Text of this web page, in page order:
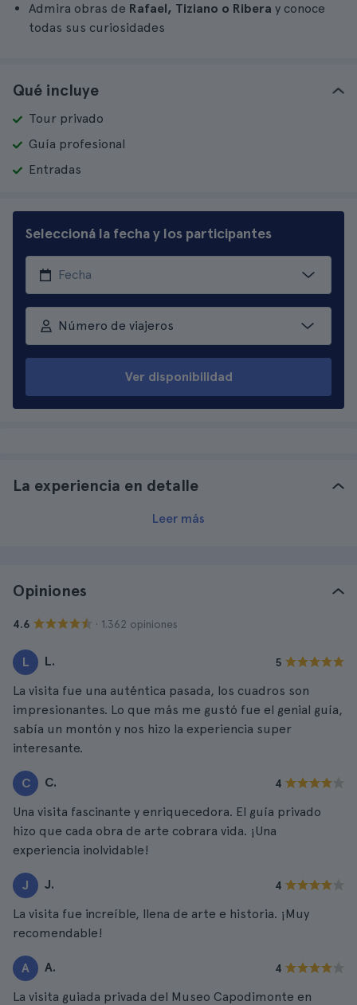
Admira obras de Rafael, Tiziano o Ribera y conoce
todas sus curiosidades
Qué incluye
Tour privado
Guía profesional
Entradas
Seleccioná la fecha y los participantes
Número de viajeros
Ver disponibilidad
La experiencia en detalle
Leer más
Opiniones
4.6 · 1.362 opiniones
L L. 5
La visita fue una auténtica pasada, los cuadros son
impresionantes. Lo que más me gustó fue el genial guía,
sabía un montón y nos hizo la experiencia super
interesante.
C C. 4
Una visita fascinante y enriquecedora. El guía privado
hizo que cada obra de arte cobrara vida. ¡Una
experiencia inolvidable!
J J. 4
La visita fue increíble, llena de arte e historia. ¡Muy
recomendable!
A A. 4
La visita guiada privada del Museo Capodimonte en